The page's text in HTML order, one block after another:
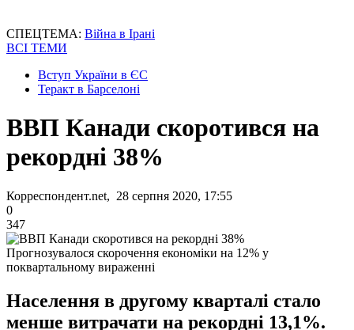
СПЕЦТЕМА: Війна в Ірані
ВСІ ТЕМИ
Вступ України в ЄС
Теракт в Барселоні
ВВП Канади скоротився на
рекордні 38%
Корреспондент.net, 28 серпня 2020, 17:55
0
347
Прогнозувалося скорочення економіки на 12% у
поквартальному вираженні
Населення в другому кварталі стало
менше витрачати на рекордні 13,1%.